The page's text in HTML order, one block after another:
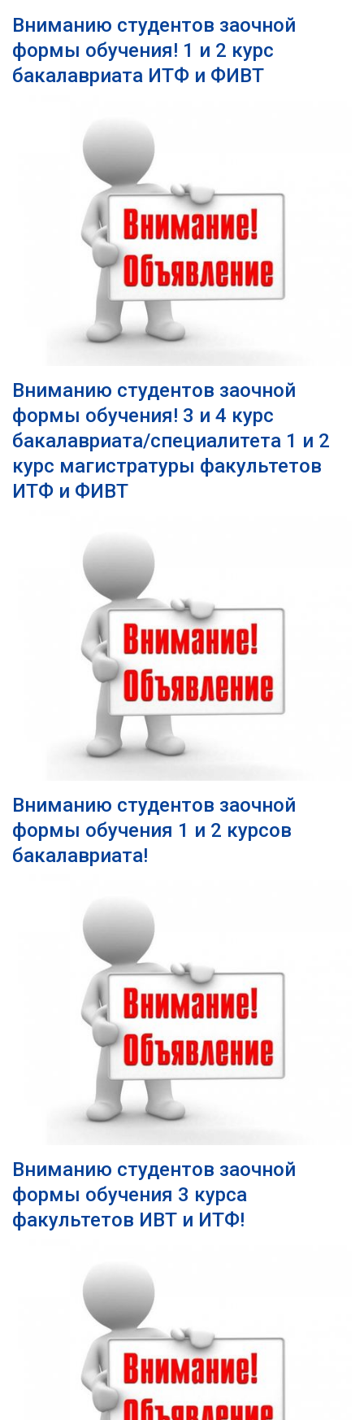
Вниманию студентов заочной
формы обучения! 1 и 2 курс
бакалавриата ИТФ и ФИВТ
Вниманию студентов заочной
формы обучения! 3 и 4 курс
бакалавриата/специалитета 1 и 2
курс магистратуры факультетов
ИТФ и ФИВТ
Вниманию студентов заочной
формы обучения 1 и 2 курсов
бакалавриата!
Вниманию студентов заочной
формы обучения 3 курса
факультетов ИВТ и ИТФ!